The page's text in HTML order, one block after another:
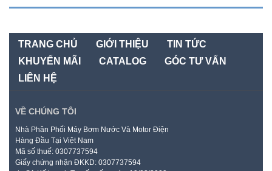
TRANG CHỦ GIỚI THIỆU
TIN TỨC
KHUYẾN MÃI
CATALOG
GÓC TƯ VẤN
LIÊN HỆ
VỀ CHÚNG TÔI
Nhà Phân Phối Máy Bơm Nước Và Motor Điện
Hàng Đầu Tại Việt Nam
Mã số thuế: 0307737594
Giấy chứng nhận ĐKKD: 0307737594